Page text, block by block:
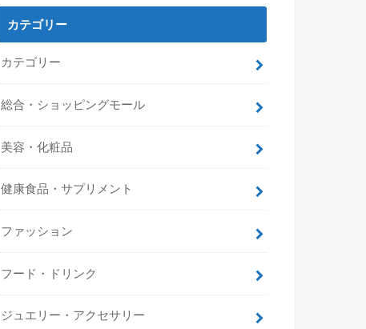
カテゴリー
カテゴリー
総合・ショッピングモール
美容・化粧品
健康食品・サプリメント
ファッション
フード・ドリンク
ジュエリー・アクセサリー